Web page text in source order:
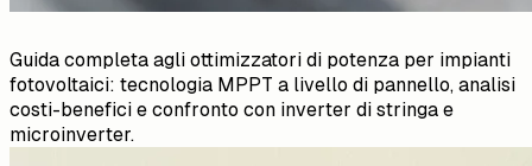
Guida completa agli ottimizzatori di potenza per impianti
fotovoltaici: tecnologia MPPT a livello di pannello, analisi
costi-benefici e confronto con inverter di stringa e
microinverter.